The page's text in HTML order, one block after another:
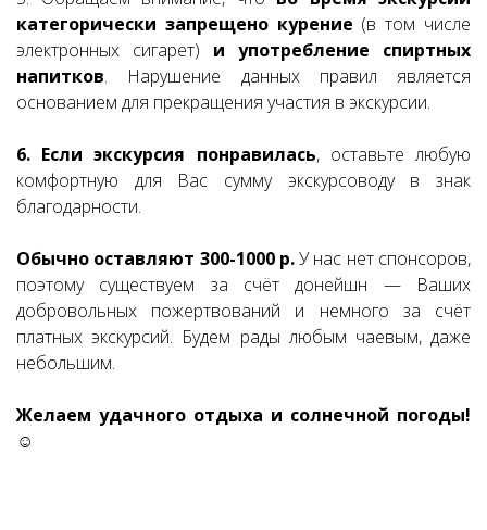
категорически запрещено курение (в том числе
электронных сигарет) и употребление спиртных
напитков. Нарушение данных правил является
основанием для прекращения участия в экскурсии.
6. Если экскурсия понравилась, оставьте любую
комфортную для Вас сумму экскурсоводу в знак
благодарности.
Обычно оставляют 300-1000 р.У нас нет спонсоров,
поэтому существуем за счёт донейшн — Ваших
добровольных пожертвований и немного за счёт
платных экскурсий. Будем рады любым чаевым, даже
небольшим.
Желаем удачного отдыха и солнечной погоды!
☺